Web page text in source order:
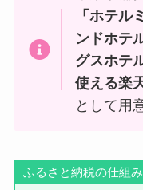
「ホテル
ンドホテ
グスホテ
使える楽
として用
ふるさと納税の仕組み